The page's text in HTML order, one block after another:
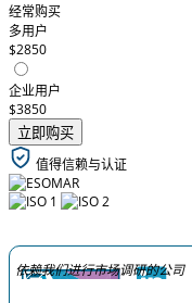
经常购买
多用户
$2850
企业用户
$3850
立即购买
值得信赖与认证
依赖我们进行市场调研的公司